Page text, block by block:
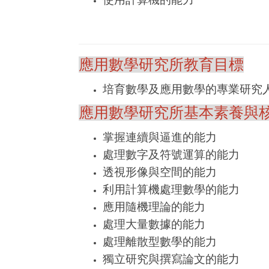
應用數學研究所教育目標
培育數學及應用數學的專業研究
應用數學研究所基本素養與
掌握連續與逼進的能力
處理數字及符號運算的能力
透視形像與空間的能力
利用計算機處理數學的能力
應用隨機理論的能力
處理大量數據的能力
處理離散型數學的能力
獨立研究與撰寫論文的能力